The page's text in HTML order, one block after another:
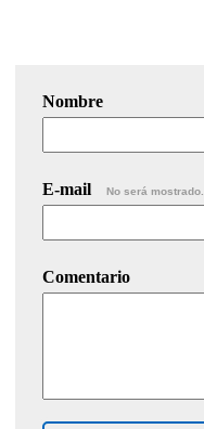
Nombre
E-mail No será mostrado.
Comentario